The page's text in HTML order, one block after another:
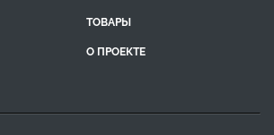
ТОВАРЫ
О ПРОЕКТЕ